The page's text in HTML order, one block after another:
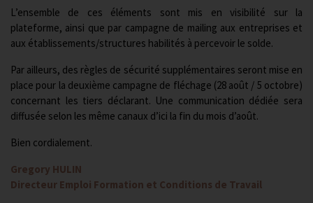
L’ensemble de ces éléments sont mis en visibilité sur la
plateforme, ainsi que par campagne de mailing aux entreprises et
aux établissements/structures habilités à percevoir le solde.
Par ailleurs, des règles de sécurité supplémentaires seront mise en
place pour la deuxième campagne de fléchage (28 août / 5 octobre)
concernant les tiers déclarant. Une communication dédiée sera
diffusée selon les même canaux d’ici la fin du mois d’août.
Bien cordialement.
Gregory HULIN
Directeur Emploi Formation et Conditions de Travail